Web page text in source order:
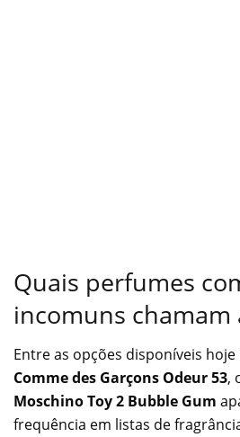
Quais perfumes
incomuns chamam
Entre as opções disponíveis
Comme des Garçons Odeur 53,
Moschino Toy 2 Bubble Gum
frequência em listas de